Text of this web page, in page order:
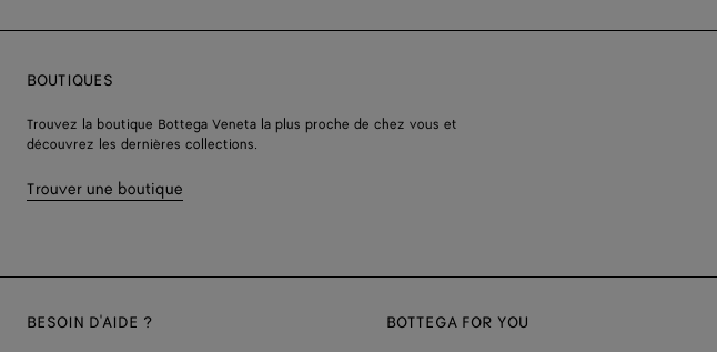
BOUTIQUES
Trouvez la boutique Bottega Veneta la plus proche de chez vous et
découvrez les dernières collections.
Trouver une boutique
BESOIN D'AIDE ?
BOTTEGA FOR YOU